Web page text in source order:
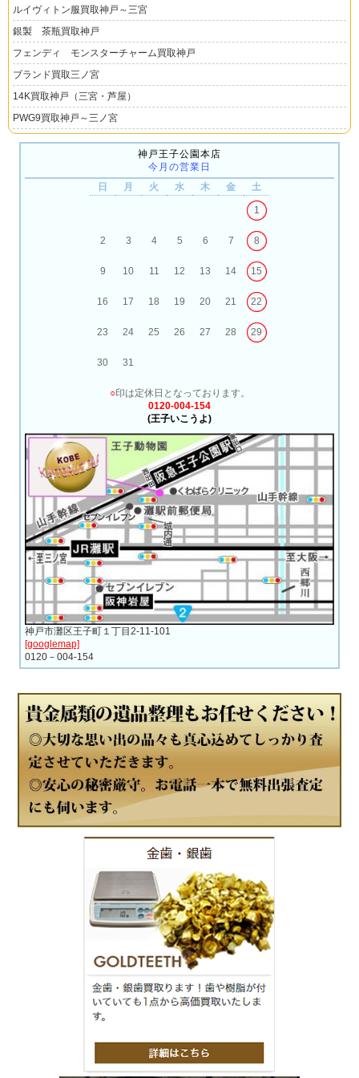
ルイヴィトン服買取神戸～三宮
銀製 茶瓶買取神戸
フェンディ モンスターチャーム買取神戸
ブランド買取三ノ宮
14K買取神戸（三宮・芦屋）
PWG9買取神戸～三ノ宮
神戸王子公園本店
今月の営業日
日
月 火 水 木 金 土
1
2 3 4 5 6 7 8
9 10 11 12 13 14 15
16 17 18 19 20 21 22
23 24 25 26 27 28 29
30 31
○印は定休日となっております。
0120-004-154
(王子いこうよ)
神戸市灘区王子町１丁目2-11-101
[googlemap]
0120－004-154